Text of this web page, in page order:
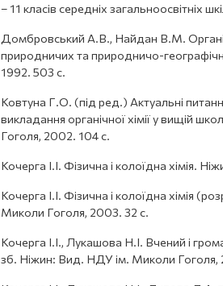
– 11 класів середніх загальноосвітніх
Домбровський А.В., Найдан В.М.
природничих та природничо-
1992. 503 с.
Ковтуна Г.О. (під ред.) Актуальні
викладання органічної хімії у вищій
Гоголя, 2002. 104 с.
Кочерга І.І. Фізична і колоїдна
Кочерга І.І. Фізична і колоїдна хімія
Миколи Гоголя, 2003. 32 с.
Кочерга І.І., Лукашова Н.І. Вчений і
зб. Ніжин: Вид. НДУ ім. Миколи Гоголя,